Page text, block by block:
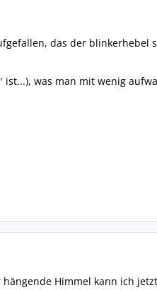
das der blinkerhebel
was man mit wenig
Himmel kann ich